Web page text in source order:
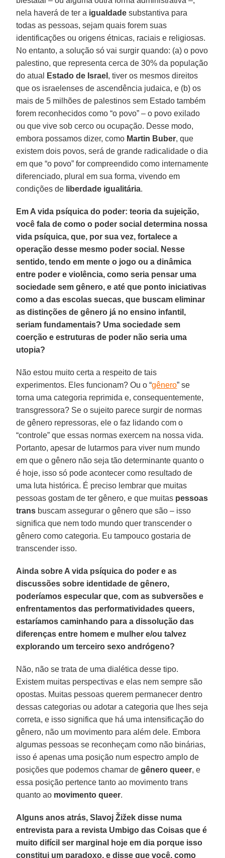
nela haverá de ter a igualdade substantiva para
todas as pessoas, sejam quais forem suas
identificações ou origens étnicas, raciais e religiosas.
No entanto, a solução só vai surgir quando: (a) o povo
palestino, que representa cerca de 30% da população
do atual
Estado de Israel , tiver os mesmos direitos
que os israelenses de ascendência judaica, e (b) os
mais de 5 milhões de palestinos sem Estado também
forem reconhecidos como “o povo” – o povo exilado
ou que vive sob cerco ou ocupação. Desse modo,
embora possamos dizer, como Martin Buber, que
existem dois povos, será de grande radicalidade o dia
em que “o povo” for compreendido como internamente
diferenciado, plural em sua forma, vivendo em
condições de liberdade igualitária.
Em A vida psíquica do poder: teoria da sujeição,
você fala de como o poder social determina nossa
vida psíquica, que, por sua vez, fortalece a
operação desse mesmo poder social. Nesse
sentido, tendo em mente o jogo ou a dinâmica
entre poder e violência, como seria pensar uma
sociedade sem gênero, e até que ponto iniciativas
como a das escolas suecas, que buscam eliminar
as distinções de gênero já no ensino infantil,
seriam fundamentais? Uma sociedade sem
coerção e estruturas de poder não seria uma
utopia?
Não estou muito certa a respeito de tais
experimentos. Eles funcionam? Ou o “gênero” se
torna uma categoria reprimida e, consequentemente,
transgressora? Se o sujeito parece surgir de normas
de gênero repressoras, ele o faz lidando com o
“controle” que essas normas exercem na nossa vida.
Portanto, apesar de lutarmos para viver num mundo
em que o gênero não seja tão determinante quanto o
é hoje, isso só pode acontecer como resultado de
uma luta histórica. É preciso lembrar que muitas
pessoas gostam de ter gênero, e que muitas pessoas
trans buscam assegurar o gênero que são – isso
significa que nem todo mundo quer transcender o
gênero como categoria. Eu tampouco gostaria de
transcender isso.
Ainda sobre A vida psíquica do poder e as
discussões sobre identidade de gênero,
poderíamos especular que, com as subversões e
enfrentamentos das performatividades queers,
estaríamos caminhando para a dissolução das
diferenças entre homem e mulher e/ou talvez
explorando um terceiro sexo andrógeno?
Não, não se trata de uma dialética desse tipo.
Existem muitas perspectivas e elas nem sempre são
opostas. Muitas pessoas querem permanecer dentro
dessas categorias ou adotar a categoria que lhes seja
correta, e isso significa que há uma intensificação do
gênero, não um movimento para além dele. Embora
algumas pessoas se reconheçam como não binárias,
isso é apenas uma posição num espectro amplo de
posições que podemos chamar degênero queer, e
essa posição pertence tanto ao movimento trans
quanto ao movimento queer.
Alguns anos atrás, Slavoj Žižek disse numa
entrevista para a revista Umbigo das Coisas que é
muito difícil ser marginal hoje em dia porque isso
constitui um paradoxo, e disse que você, como